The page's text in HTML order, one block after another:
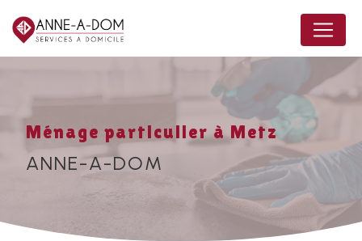
Ménage particulier à Metz
ANNE-A-DOM